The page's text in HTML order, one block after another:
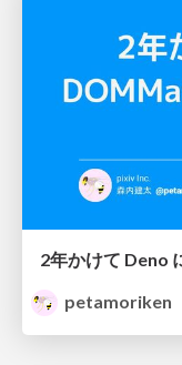
petamoriken